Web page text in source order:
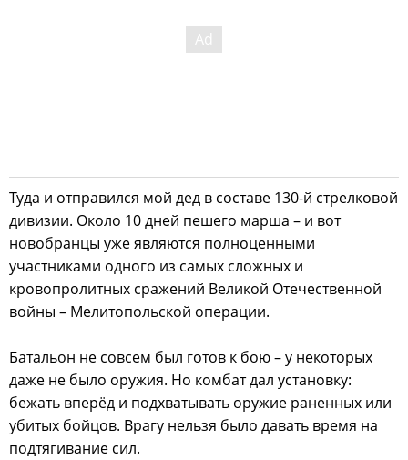
Туда и отправился мой дед в составе 130-й стрелковой
дивизии. Около 10 дней пешего марша – и вот
новобранцы уже являются полноценными
участниками одного из самых сложных и
кровопролитных сражений Великой Отечественной
войны – Мелитопольской операции.
Батальон не совсем был готов к бою – у некоторых
даже не было оружия. Но комбат дал установку:
бежать вперёд и подхватывать оружие раненных или
убитых бойцов. Врагу нельзя было давать время на
подтягивание сил.